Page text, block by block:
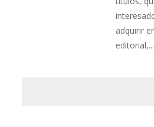
adquirir
editorial,...